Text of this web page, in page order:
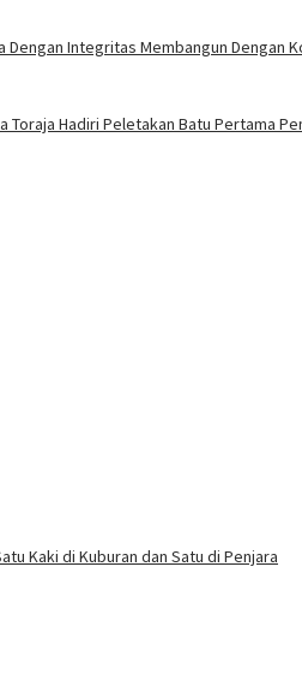
Integritas Membangun Dengan
Hadiri Peletakan Batu Pertama